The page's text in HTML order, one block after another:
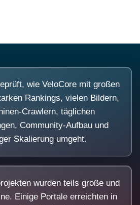
wie VeloCore mit großen
Rankings, vielen Bildern,
Crawlern, täglichen
Community-Aufbau und
Skalierung umgeht.
wurden teils große und
Einige Portale erreichten in